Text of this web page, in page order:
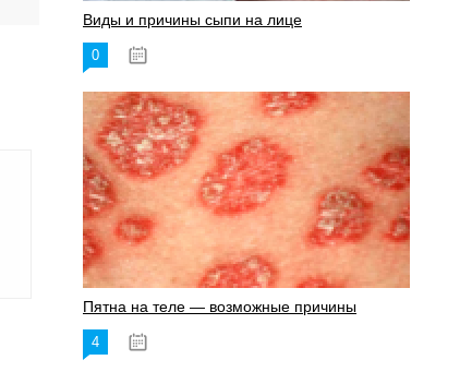
Виды и причины сыпи на лице
0
Пятна на теле — возможные причины
4